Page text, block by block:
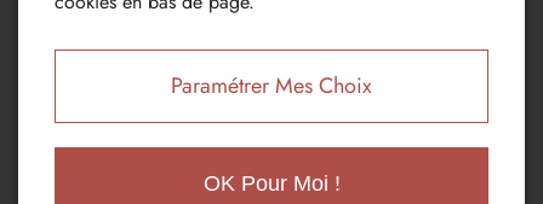
Paramétrer Mes Choix
OK Pour Moi !